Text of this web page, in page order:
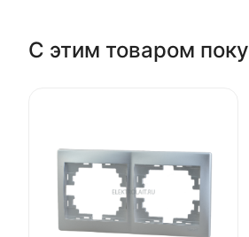
С этим товаром